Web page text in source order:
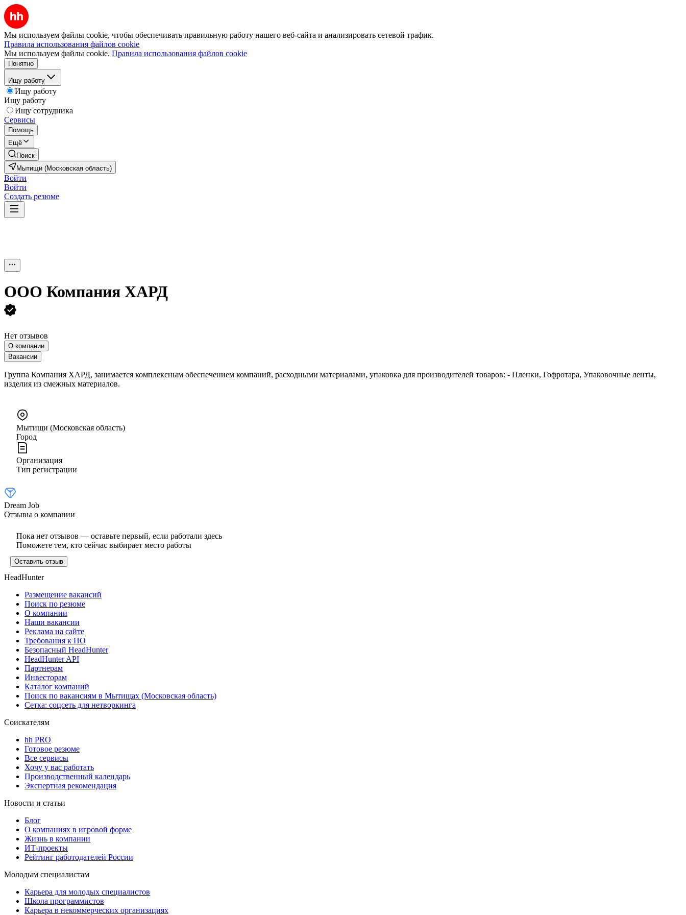
Мы используем файлы cookie, чтобы обеспечивать правильную работу нашего веб-сайта и анализировать сетевой трафик.
Правила использования файлов cookie
Мы используем файлы cookie. Правила использования файлов cookie
Понятно
Ищу работу
Ищу работу
Ищу работу
Ищу сотрудника
Сервисы
Помощь
Ещё
Поиск
Мытищи (Московская область)
Войти
Войти
Создать резюме
ООО Компания ХАРД
Нет отзывов
О компании
Вакансии
Группа Компания ХАРД, занимается комплексным обеспечением компаний, расходными материалами, упаковка для производителей товаров: - Пленки, Гофротара, Упаковочные ленты,
изделия из смежных материалов.
Мытищи (Московская область)
Город
Организация
Тип регистрации
Dream Job
Отзывы о компании
Пока нет отзывов — оставьте первый, если работали здесь
Поможете тем, кто сейчас выбирает место работы
Оставить отзыв
HeadHunter
Размещение вакансий
Поиск по резюме
О компании
Наши вакансии
Реклама на сайте
Требования к ПО
Безопасный HeadHunter
HeadHunter API
Партнерам
Инвесторам
Каталог компаний
Поиск по вакансиям в Мытищах (Московская область)
Сетка: соцсеть для нетворкинга
Соискателям
hh PRO
Готовое резюме
Все сервисы
Хочу у вас работать
Производственный календарь
Экспертная рекомендация
Новости и статьи
Блог
О компаниях в игровой форме
Жизнь в компании
ИТ-проекты
Рейтинг работодателей России
Молодым специалистам
Карьера для молодых специалистов
Школа программистов
Карьера в некоммерческих организациях